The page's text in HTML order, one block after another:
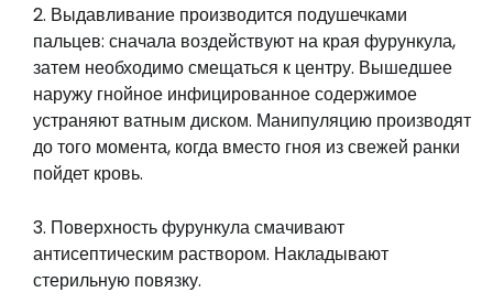
Выдавливание производится подушечками
пальцев: сначала воздействуют на края фурункула,
затем необходимо смещаться к центру. Вышедшее
наружу гнойное инфицированное содержимое
устраняют ватным диском. Манипуляцию производят
до того момента, когда вместо гноя из свежей ранки
пойдет кровь.
Поверхность фурункула смачивают
антисептическим раствором. Накладывают
стерильную повязку.